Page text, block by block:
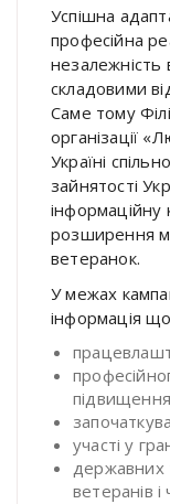
Успішна
професійна
незалежність
складовими
Саме тому
організації
Україні
зайнятості
інформаційну
розширення
ветеранок.
У межах
інформація
підвищення
участі у
державних
ветеранів і